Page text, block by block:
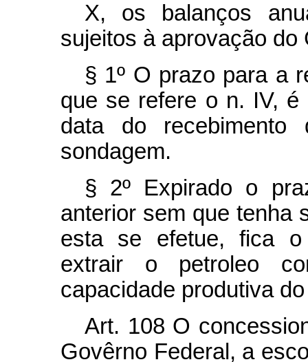
X, os balanços
sujeitos à aprovação do
§ 1º O prazo para a
que se refere o n. IV,
data do
sondagem.
§ 2º Expirado o
anterior sem que tenha
esta se efetue, fica o
extrair o petroleo
capacidade produtiva
Art. 108 O
Govêrno Federal, a